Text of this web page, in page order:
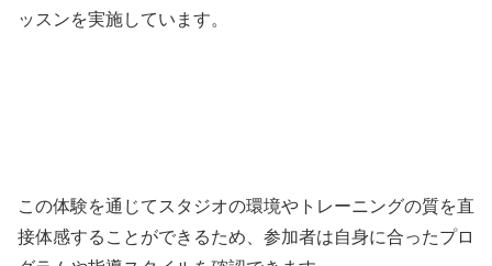
ッスンを実施しています。
この体験を通じてスタジオの環境やトレーニングの質を直
接体感することができるため、参加者は自身に合ったプロ